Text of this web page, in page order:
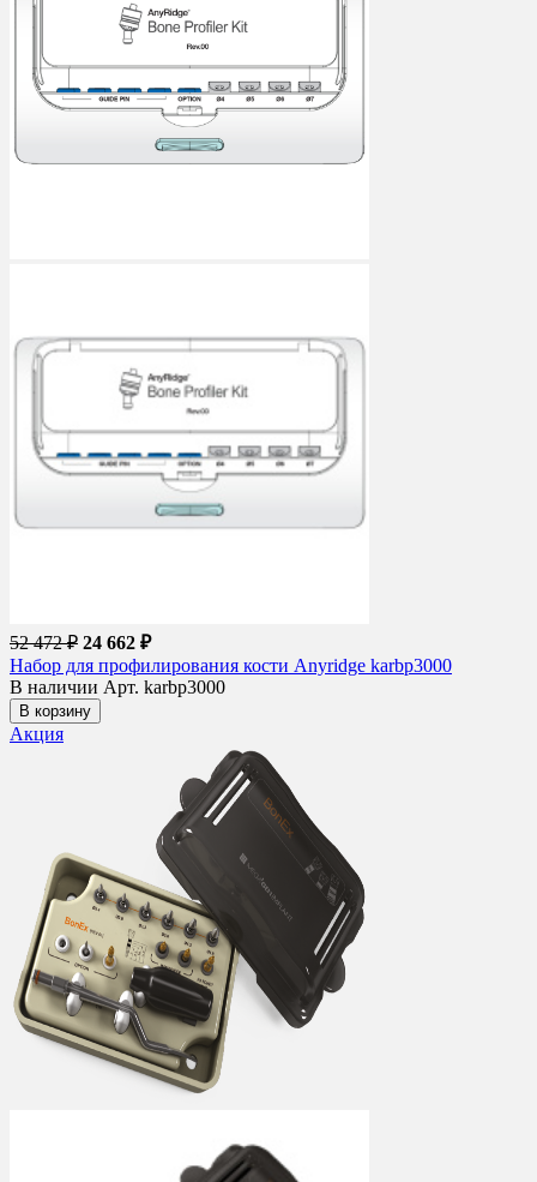
52 472 ₽ 24 662 ₽
Набор для профилирования кости Anyridge karbp3000
В наличии Арт. karbp3000
В корзину
Акция